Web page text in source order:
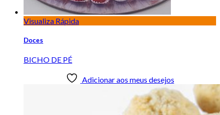
Visualiza Rápida
Doces
BICHO DE PÉ
Adicionar aos meus desejos